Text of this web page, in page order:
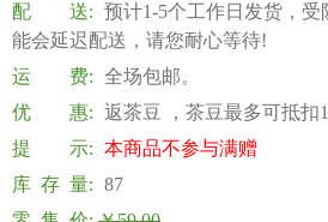
配 送: 预计1-5个工作日发货，
能会延迟配送，请您耐心等待!
运 费: 全场包邮。
优 惠: 返茶豆 ，茶豆最多可抵扣
提 示: 本商品不参与满赠
库 存 量: 87